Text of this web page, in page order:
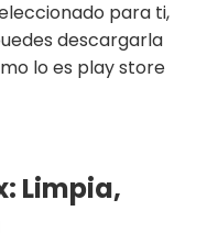
para ti,
descargarla
lo es play store
Limpia,